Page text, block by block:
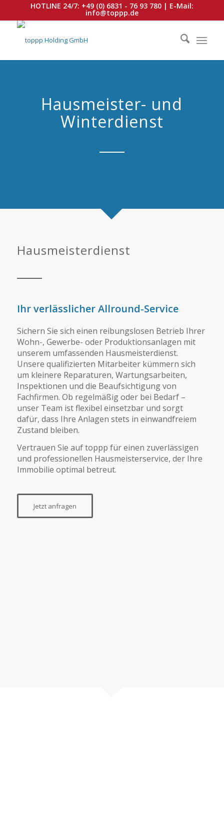
HOTLINE 24/7: +49 (0) 6831 - 76 93 780| E-Mail:
info@toppp.de
Hausmeister- und
Winterdienst
Hausmeisterdienst
Ihr verlässlicher Allround-Service
Sichern Sie sich einen reibungslosen Betrieb Ihrer
Wohn-, Gewerbe- oder Produktionsanlagen mit
unserem umfassenden Hausmeisterdienst.
Unsere qualifizierten Mitarbeiter kümmern sich
um kleinere Reparaturen, Wartungsarbeiten,
Inspektionen und die Beaufsichtigung von
Fachfirmen. Ob regelmäßig oder bei Bedarf –
unser Team ist flexibel einsetzbar und sorgt
dafür, dass Ihre Anlagen stets in einwandfreiem
Zustand bleiben.
Vertrauen Sie auf toppp für einen zuverlässigen
und professionellen Hausmeisterservice, der Ihre
Immobilie optimal betreut.
Jetzt anfragen